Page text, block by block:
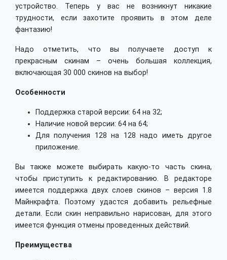
устройство. Теперь у вас не возникнут никакие
трудности, если захотите проявить в этом деле
фантазию!
Надо отметить, что вы получаете доступ к
прекрасным скинам – очень большая коллекция,
включающая 30 000 скинов на выбор!
Особенности
Поддержка старой версии: 64 на 32;
Наличие новой версии: 64 на 64;
Для получения 128 на 128 надо иметь другое
приложение.
Вы также можете выбирать какую-то часть скина,
чтобы приступить к редактированию. В редакторе
имеется поддержка двух слоев скинов – версия 1.8
Майнкрафта. Поэтому удастся добавить рельефные
детали. Если скин неправильно нарисован, для этого
имеется функция отмены проведенных действий.
Преимущества